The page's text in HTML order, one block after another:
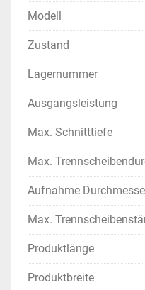
Modell
Zustand
Lagernummer
Ausgangsleistung
Max. Schnitttiefe
Max.
Aufnahme
Max.
Produktlänge
Produktbreite